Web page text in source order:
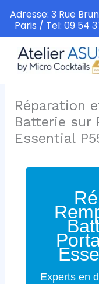
contenu
Réparation
Batterie sur
Essential
Experts en
Adresse: 3 Rue
Paris / Tel: 09 54